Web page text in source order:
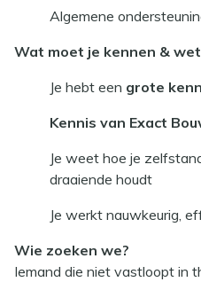
Algemene
Wat moet je kennen &
Je hebt een grote
Kennis van Exact
Je weet hoe je
draaiende houdt
Je werkt nauwkeurig,
Wie zoeken we?
Iemand die niet vastloopt in